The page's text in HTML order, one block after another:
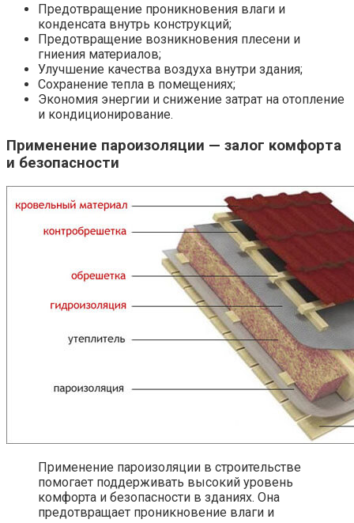
Предотвращение проникновения влаги и
конденсата внутрь конструкций;
Предотвращение возникновения плесени и
гниения материалов;
Улучшение качества воздуха внутри здания;
Сохранение тепла в помещениях;
Экономия энергии и снижение затрат на отопление
и кондиционирование.
Применение пароизоляции — залог комфорта
и безопасности
Применение пароизоляции в строительстве
помогает поддерживать высокий уровень
комфорта и безопасности в зданиях. Она
предотвращает проникновение влаги и